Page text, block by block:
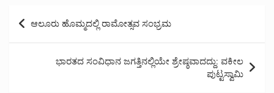
Post
navigation
ಆಲೂರು ಹೊಮ್ಮದಲ್ಲಿ ರಾಮೋತ್ಸವ ಸಂಭ್ರಮ
ಭಾರತದ ಸಂವಿಧಾನ ಜಗತ್ತಿನಲ್ಲಿಯೇ ಶ್ರೇಷ್ಠವಾದದ್ದು: ವಕೀಲ
ಪುಟ್ಟಸ್ವಾಮಿ